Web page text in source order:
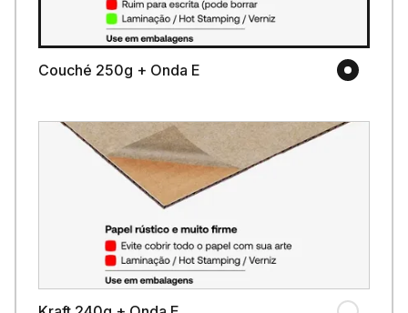
Couché 250g + Onda E